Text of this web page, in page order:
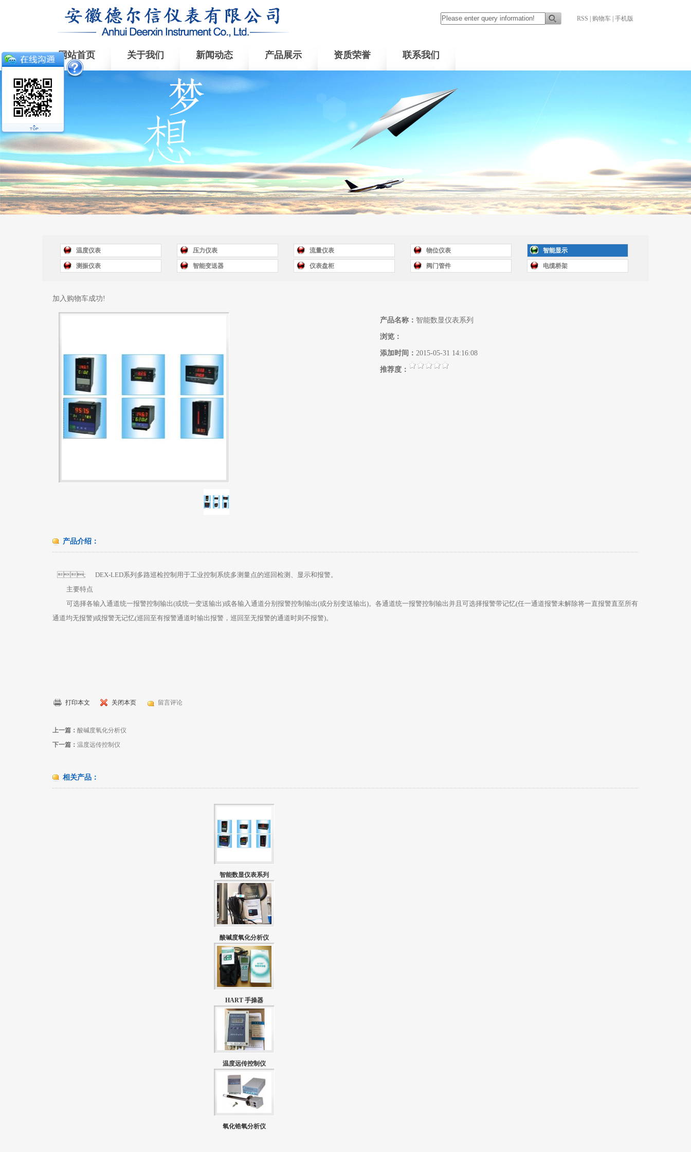
RSS 购物车 手机版
网站首页 关于我们 新闻动态 产品展示 资质荣誉 联系我们
温度仪表 压力仪表 流量仪表 物位仪表 智能显示
测振仪表 智能变送器 仪表盘柜 阀门管件 电缆桥架
加入购物车成功!
产品名称： 智能数显仪表系列
浏览：
添加时间： 2015-05-31 14:16:08
推荐度：
产品介绍：
; DEX-LED系列多路巡检控制用于工业控制系统多测量点的巡回检测、显示和报警。
主要特点
可选择各输入通道统一报警控制输出(或统一变送输出)或各输入通道分别报警控制输出(或分别变送输出)。各通道统一报警控制输出并且可选择报警带记忆(任一通道报警未解除将一直报警直至所有
通道均无报警)或报警无记忆(巡回至有报警通道时输出报警，巡回至无报警的通道时则不报警)。
打印本文 关闭本页 留言评论
上一篇： 酸碱度氧化分析仪
下一篇： 温度远传控制仪
相关产品：
智能数显仪表系列
酸碱度氧化分析仪
HART 手操器
温度远传控制仪
氧化锆氧分析仪